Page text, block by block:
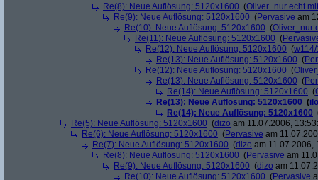
Re(8): Neue Auflösung: 5120x1600 (Oliver_nur echt
Re(9): Neue Auflösung: 5120x1600 (Pervasive am
Re(10): Neue Auflösung: 5120x1600 (Oliver_nur
Re(11): Neue Auflösung: 5120x1600 (
Re(12): Neue Auflösung: 5120x1600 (
Re(13): Neue Auflösung: 5120x1600 (
Re(12): Neue Auflösung: 5120x1600 (
Re(13): Neue Auflösung: 5120x1600 (
Re(14): Neue Auflösung: 5120x1600 (
Re(13): Neue Auflösung: 5120x1600 (
Re(14): Neue Auflösung: 5120x1600
Re(5): Neue Auflösung: 5120x1600 (dizo am 11.07.2006,
Re(6): Neue Auflösung: 5120x1600 (Pervasive am
Re(7): Neue Auflösung: 5120x1600 (dizo am 11.07.2006,
Re(8): Neue Auflösung: 5120x1600 (Pervasive am
Re(9): Neue Auflösung: 5120x1600 (dizo am
Re(10): Neue Auflösung: 5120x1600 (Pervasive